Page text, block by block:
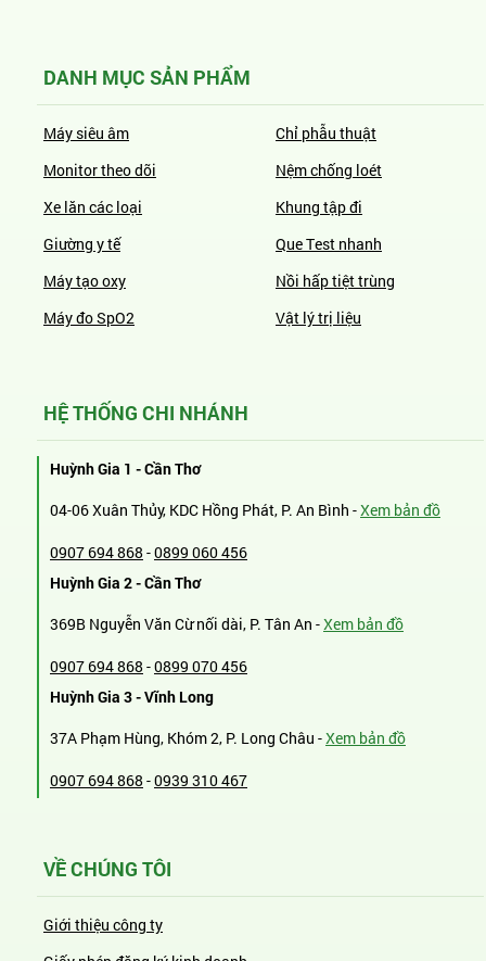
DANH MỤC SẢN PHẨM
Máy siêu âm
Monitor theo dõi
Xe lăn các loại
Giường y tế
Máy tạo oxy
Máy đo SpO2
Chỉ phẫu thuật
Nệm chống loét
Khung tập đi
Que Test nhanh
Nồi hấp tiệt trùng
Vật lý trị liệu
HỆ THỐNG CHI NHÁNH
Huỳnh Gia 1 - Cần Thơ
04-06 Xuân Thủy, KDC Hồng Phát, P. An Bình -Xem bản đồ
0907 694 868 -0899 060 456
Huỳnh Gia 2 - Cần Thơ
369B Nguyễn Văn Cừ nối dài, P. Tân An -Xem bản đồ
0907 694 868 -0899 070 456
Huỳnh Gia 3 - Vĩnh Long
37A Phạm Hùng, Khóm 2, P. Long Châu -Xem bản đồ
0907 694 868 -0939 310 467
VỀ CHÚNG TÔI
Giới thiệu công ty